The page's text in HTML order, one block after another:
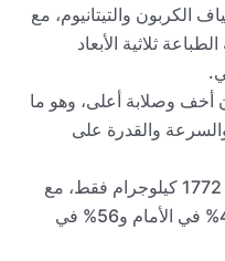
الكربون والتيتانيوم، مع
ثلاثية الأبعاد
أخف وصلابة أعلى، وهو ما
والقدرة على
النتيجة النهائية: سيارة بوزن 1772 كيلوجرام فقط، مع
توزيع مثالي للوزن بنسبة 44% في الأمام و56% في